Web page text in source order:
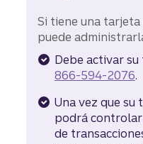
Si tiene una
puede
Debe activar
866-594-2076.
Una vez que su
podrá
de